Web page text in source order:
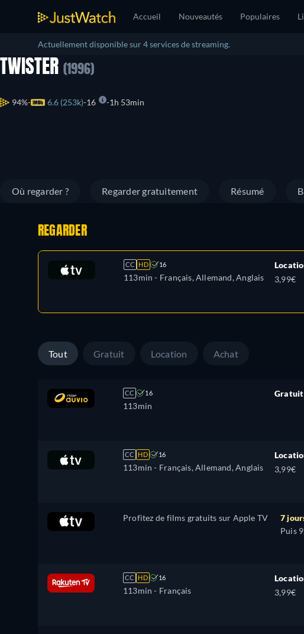
Accueil Nouveautés Populaires
Actuellement disponible sur 4 services de streaming.
TWISTER (1996)
94% 6.6 (253k) 16 1h 53min
Où regarder ? Regarder gratuitement Résumé
REGARDER
CC HD 16
113min - Français, Allemand, Anglais
3,99€
Tout Gratuit Location Achat
CC 16
113min
Gratuit
CC HD 16
113min - Français, Allemand, Anglais
3,99€
Profitez de films gratuits sur Apple TV
7
Puis
CC HD 16
113min - Français
3,99€